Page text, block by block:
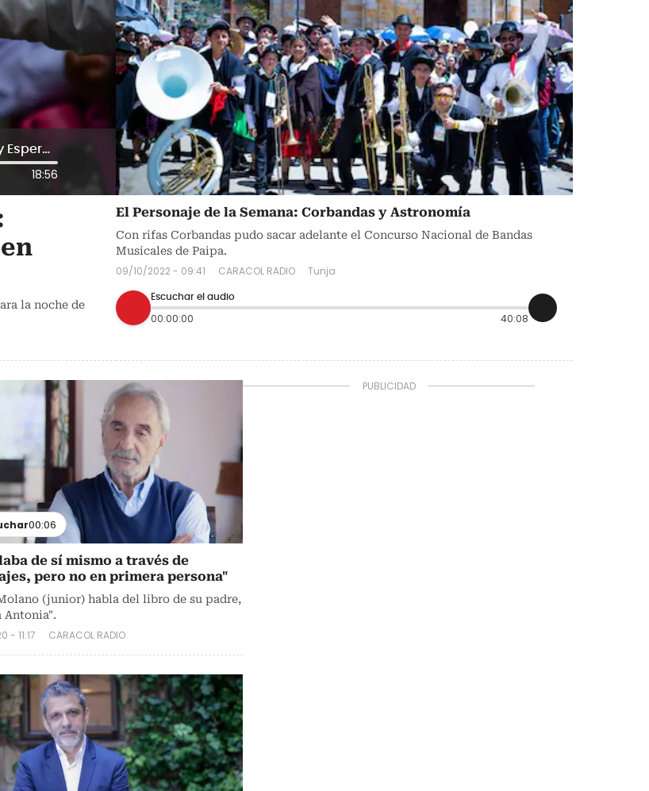
Secretaria de Protección Social de Tunja, Lucy Esperanza Rodríguez
18:56
la noche de
El Personaje de la Semana: Corbandas y Astronomía
Con rifas Corbandas pudo sacar adelante el Concurso Nacional de Bandas
Musicales de Paipa.
09/10/2022 - 09:41 CARACOL RADIO Tunja
Escuchar el audio
00:00:00 40:08
00:06
de sí mismo a través de
pero no en primera persona"
(junior) habla del libro de su padre,
Antonia".
- 11:17 CARACOL RADIO